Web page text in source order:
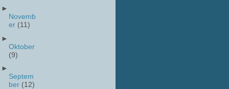
►
Novemb
er (11)
►
Oktober
(9)
►
Septem
ber (12)